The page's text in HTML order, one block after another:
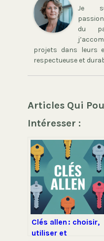
Je
du
projets dans leurs
respectueuse et
Articles Qui
Intéresser :
Clés allen : choisir,
utiliser et